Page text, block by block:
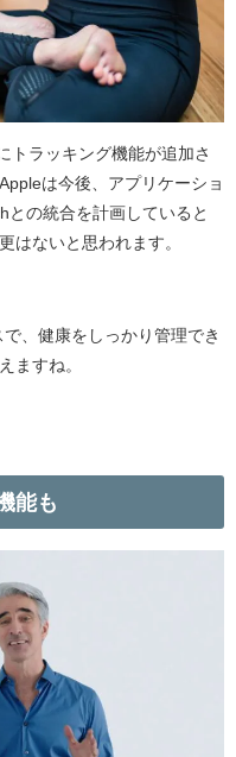
トラッキング機能が追加さ
Appleは今後、アプリケーショ
との統合を計画していると
はないと思われます。
、健康をしっかり管理でき
ますね。
能も